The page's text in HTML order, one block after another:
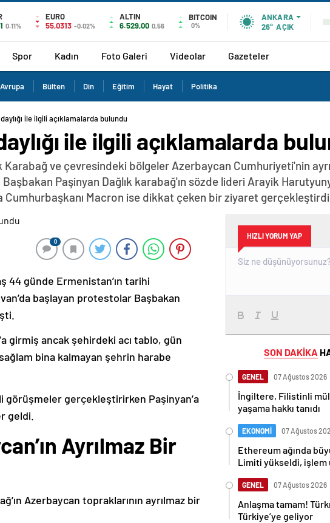
0.11%
EURO
55,0313 -0.02%
ALTIN
6.529,00 0,56
BITCOIN
0%
ANKARA
26° AÇIK
Spor Kadın Foto Galeri Videolar Gazeteler
Avrupa Bülten Din Eğitim Hayat Politika
ile ilgili açıklamalarda bulundu
ile ilgili açıklamalarda
Karabağ ve çevresindeki bölgeler Azerbaycan Cumhuriyeti'nin
Başbakan Paşinyan Dağlık karabağ'ın sözde lideri Arayik
Macron ise dikkat çeken bir ziyaret
0
44 günde Ermenistan’ın tarihi
başlayan protestolar Başbakan
girmiş ancak şehirdeki acı tablo, gün
bina kalmayan şehrin harabe
gerçekleştirirken Paşinyan’a
geldi.
Ayrılmaz Bir
Azerbaycan topraklarının ayrılmaz bir
HIZLI YORUM YAP
SON DAKİKA
GENEL 07 Ağustos 2026
İngiltere, Filistinli
yaşama hakkı tanıdı
EKONOMİ 07 Ağustos
Ethereum ağında
Limiti yükseldi,
GENEL 07 Ağustos 2026
Anlaşma tamam!
Türkiye’ye geliyor